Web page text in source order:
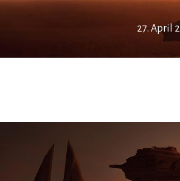
27. April